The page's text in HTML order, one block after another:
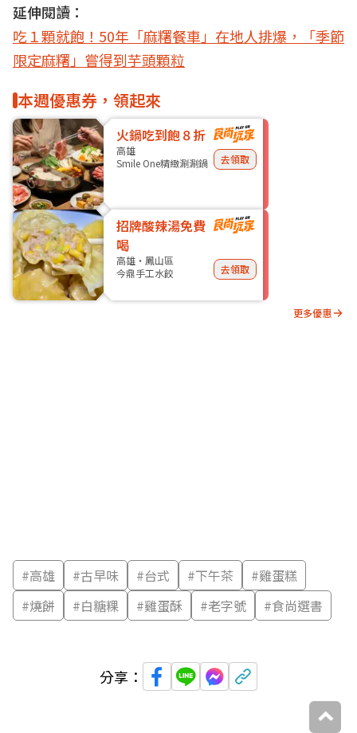
延伸閱讀：
吃１顆就飽！50年「麻糬餐車」在地人排爆，「季節
限定麻糬」嘗得到芋頭顆粒
本週優惠券，領起來
火鍋吃到飽８折
高雄
Smile One精緻涮涮鍋
去領取
招牌酸辣湯免費
喝
高雄・鳳山區
今鼎手工水餃
去領取
更多優惠
#高雄 #古早味 #台式 #下午茶 #雞蛋糕
#燒餅 #白糖粿 #雞蛋酥 #老字號 #食尚選書
分享：